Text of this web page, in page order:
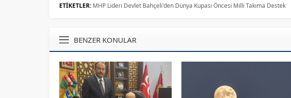
ETİKETLER: MHP Lideri Devlet Bahçeli'den Dünya Kupası Öncesi Milli Takıma Destek
BENZER KONULAR